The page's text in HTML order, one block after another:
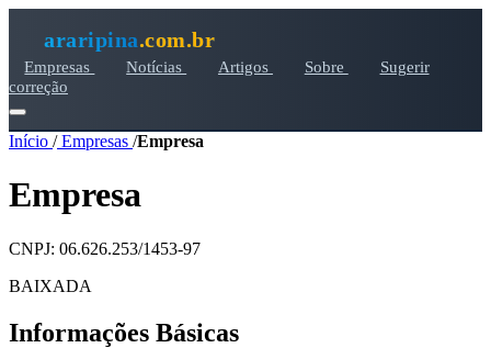
araripina.com.br
Empresas Notícias Artigos Sobre
Sugerir
correção
Início /Empresas /Empresa
Empresa
CNPJ: 06.626.253/1453-97
BAIXADA
Informações Básicas